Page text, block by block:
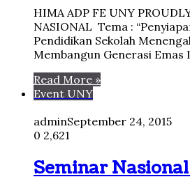
HIMA ADP FE UNY
NASIONAL Tema :
Pendidikan Sekolah
Membangun Generasi Emas
Read More »
Event UNY
adminSeptember 24, 2015
0 2,621
Seminar